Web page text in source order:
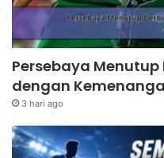
Persebaya
dengan
3 hari ago